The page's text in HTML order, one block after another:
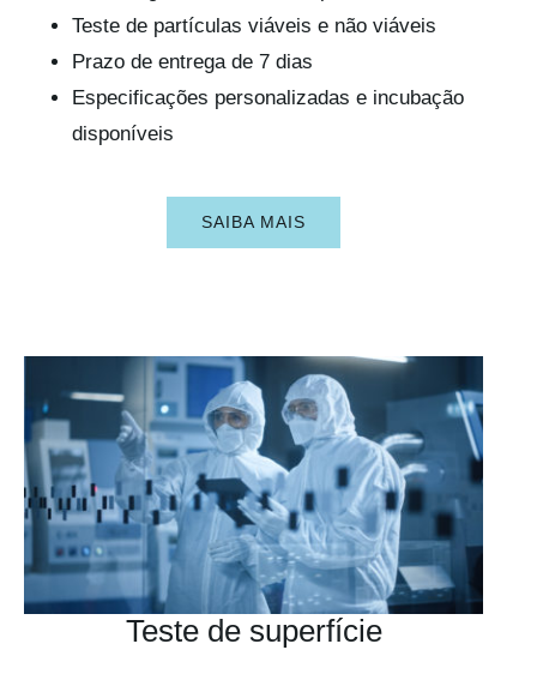
Teste de partículas viáveis e não viáveis
Prazo de entrega de 7 dias
Especificações personalizadas e incubação
disponíveis
SAIBA MAIS
Teste de superfície